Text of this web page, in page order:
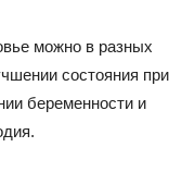
можно в разных
состояния при
беременности и